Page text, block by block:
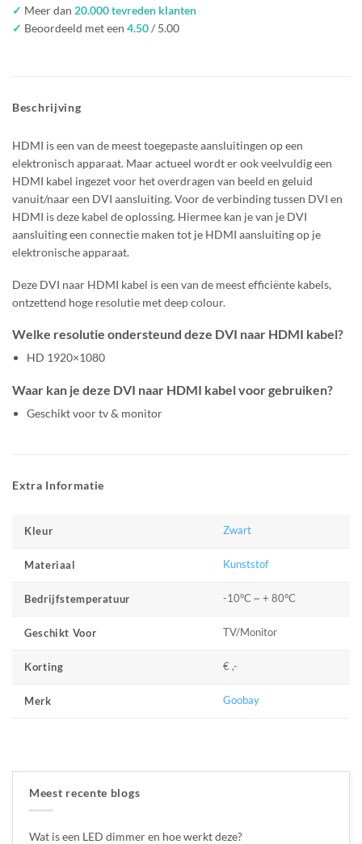
✓ Meer dan 20.000 tevreden klanten
✓ Beoordeeld met een 4.50/ 5.00
Beschrijving
HDMI is een van de meest toegepaste aansluitingen op een
elektronisch apparaat. Maar actueel wordt er ook veelvuldig een
HDMI kabel ingezet voor het overdragen van beeld en geluid
vanuit/naar een DVI aansluiting. Voor de verbinding tussen DVI en
HDMI is deze kabel de oplossing. Hiermee kan je van je DVI
aansluiting een connectie maken tot je HDMI aansluiting op je
elektronische apparaat.
Deze DVI naar HDMI kabel is een van de meest efficiënte kabels,
ontzettend hoge resolutie met deep colour.
Welke resolutie ondersteund deze DVI naar HDMI kabel?
HD 1920×1080
Waar kan je deze DVI naar HDMI kabel voor gebruiken?
Geschikt voor tv & monitor
Extra Informatie
Kleur Zwart
Materiaal Kunststof
Bedrijfstemperatuur -10°C ~ + 80°C
Geschikt Voor TV/Monitor
Korting € ,-
Merk Goobay
Meest recente blogs
Wat is een LED dimmer en hoe werkt deze?